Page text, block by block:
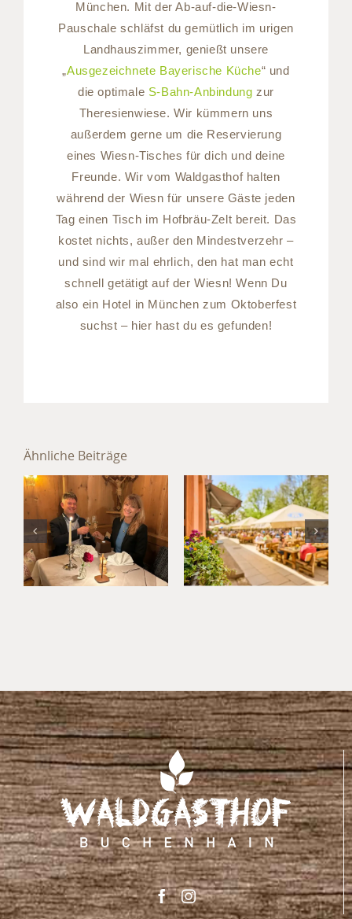
München. Mit der Ab-auf-die-Wiesn-
Pauschale schläfst du gemütlich im urigen
Landhauszimmer, genießt unsere
„Ausgezeichnete Bayerische Küche“ und
die optimale S-Bahn-Anbindung zur
Theresienwiese. Wir kümmern uns
außerdem gerne um die Reservierung
eines Wiesn-Tisches für dich und deine
Freunde. Wir vom Waldgasthof halten
während der Wiesn für unsere Gäste jeden
Tag einen Tisch im Hofbräu-Zelt bereit. Das
kostet nichts, außer den Mindestverzehr –
und sind wir mal ehrlich, den hat man echt
schnell getätigt auf der Wiesn! Wenn Du
also ein Hotel in München zum Oktoberfest
suchst – hier hast du es gefunden!
Ähnliche Beiträge
Jahresabschluss
im Hotel
München
Umland
München
Süd: Kultur,
Kulinarik
und
Kurzurlaub
im